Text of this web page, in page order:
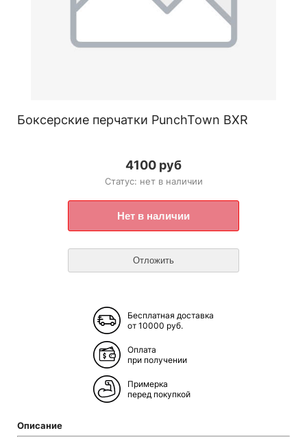
Боксерские перчатки PunchTown BXR
4100 руб
Статус: нет в наличии
Бесплатная доставка
от 10000 руб.
Оплата
при получении
Примерка
перед покупкой
Описание